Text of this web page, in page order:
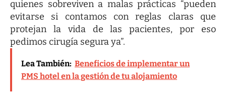
quienes sobreviven a malas prácticas “pueden
evitarse si contamos con reglas claras que
protejan la vida de las pacientes, por eso
pedimos cirugía segura ya”.
Lea También: Beneficios de implementar un
PMS hotel en la gestión de tu alojamiento